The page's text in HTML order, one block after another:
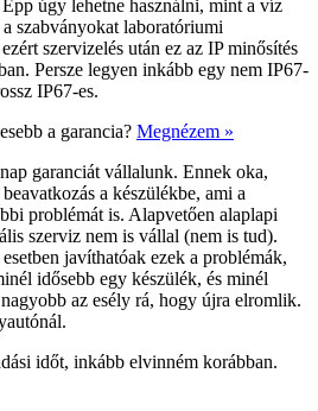
úgy lehetne használni, mint a víz
szabványokat laboratóriumi
szervizelés után ez az IP minősítés
Persze legyen inkább egy nem IP67-
IP67-es.
a garancia? Megnézem »
garanciát vállalunk. Ennek oka,
a készülékbe, ami a
problémát is. Alapvetően alaplapi
szerviz nem is vállal (nem is tud).
javíthatóak ezek a problémák,
idősebb egy készülék, és minél
az esély rá, hogy újra elromlik.
időt, inkább elvinném korábban.